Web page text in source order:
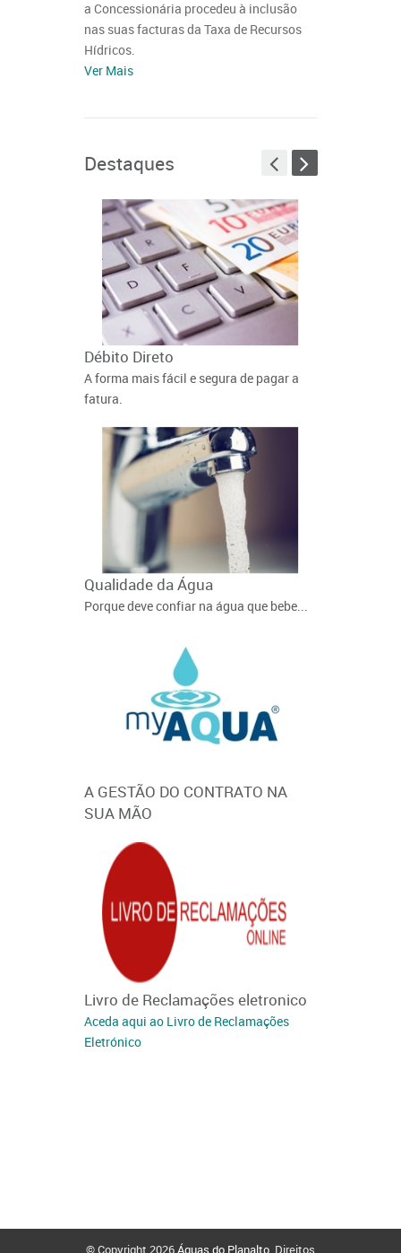
a Concessionária procedeu à inclusão
nas suas facturas da Taxa de Recursos
Hídricos.
Ver Mais
Destaques
Débito Direto
A forma mais fácil e segura de pagar a
fatura.
Qualidade da Água
Porque deve confiar na água que bebe...
A GESTÃO DO CONTRATO NA
SUA MÃO
Livro de Reclamações eletronico
Aceda aqui ao Livro de Reclamações
Eletrónico
© Copyright 2026Águas do Planalto . Direitos